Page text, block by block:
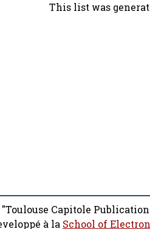
This list was
Capitole
à la School of